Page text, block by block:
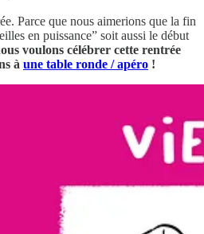
Parce que nous aimerions que la fin
en puissance” soit aussi le début
voulons célébrer cette rentrée
à une table ronde / apéro !